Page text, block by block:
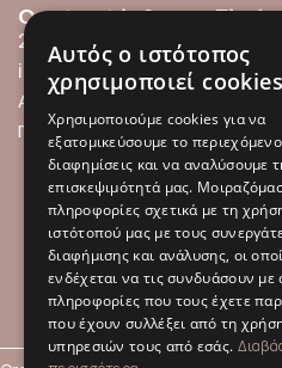
Contact info
211 0101119
info@millefleurs.gr
Αγίου Αλεξάνδρου 69,
Παλαιό Φάληρο
Find
© 2026 Millefleurs |
Όροι Χρήσης
Αυτός ο ιστότοπος
χρησιμοποιεί cookies
Χρησιμοποιούμε cookies για να
εξατομικεύσουμε το
διαφημίσεις και να αναλύσουμε
επισκεψιμότητά μας.
πληροφορίες σχετικά με τη
ιστότοπού μας με τους
διαφήμισης και ανάλυσης, οι
ενδέχεται να τις συνδυάσουν με
πληροφορίες που τους έχετε
που έχουν συλλέξει από τη
υπηρεσιών τους από εσάς.